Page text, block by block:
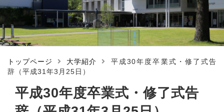
トップページ 大学紹介
平成30年度卒業式・修了式告
辞（平成31年3月25日）
平成30年度卒業式・修了式告